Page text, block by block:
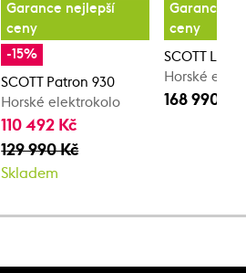
Garance nejlepší
ceny
-15%
SCOTT Patron 930
Horské elektrokolo
110 492 Kč
129 990 Kč
Skladem
Garance
ceny
SCOTT
Horské
168 990 Kč